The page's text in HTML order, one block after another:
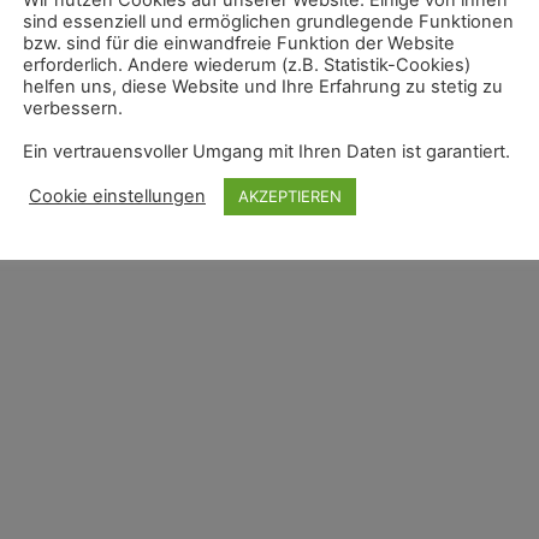
sind essenziell und ermöglichen grundlegende Funktionen
bzw. sind für die einwandfreie Funktion der Website
erforderlich. Andere wiederum (z.B. Statistik-Cookies)
helfen uns, diese Website und Ihre Erfahrung zu stetig zu
verbessern.
Ein vertrauensvoller Umgang mit Ihren Daten ist garantiert.
Cookie einstellungen AKZEPTIEREN